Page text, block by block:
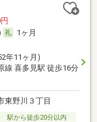
1ヶ月
年11ヶ月)
線 喜多見駅 徒歩16分
東野川３丁目
駅から徒歩20分以内